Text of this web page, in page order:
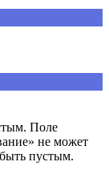
Поле
не может
пустым.